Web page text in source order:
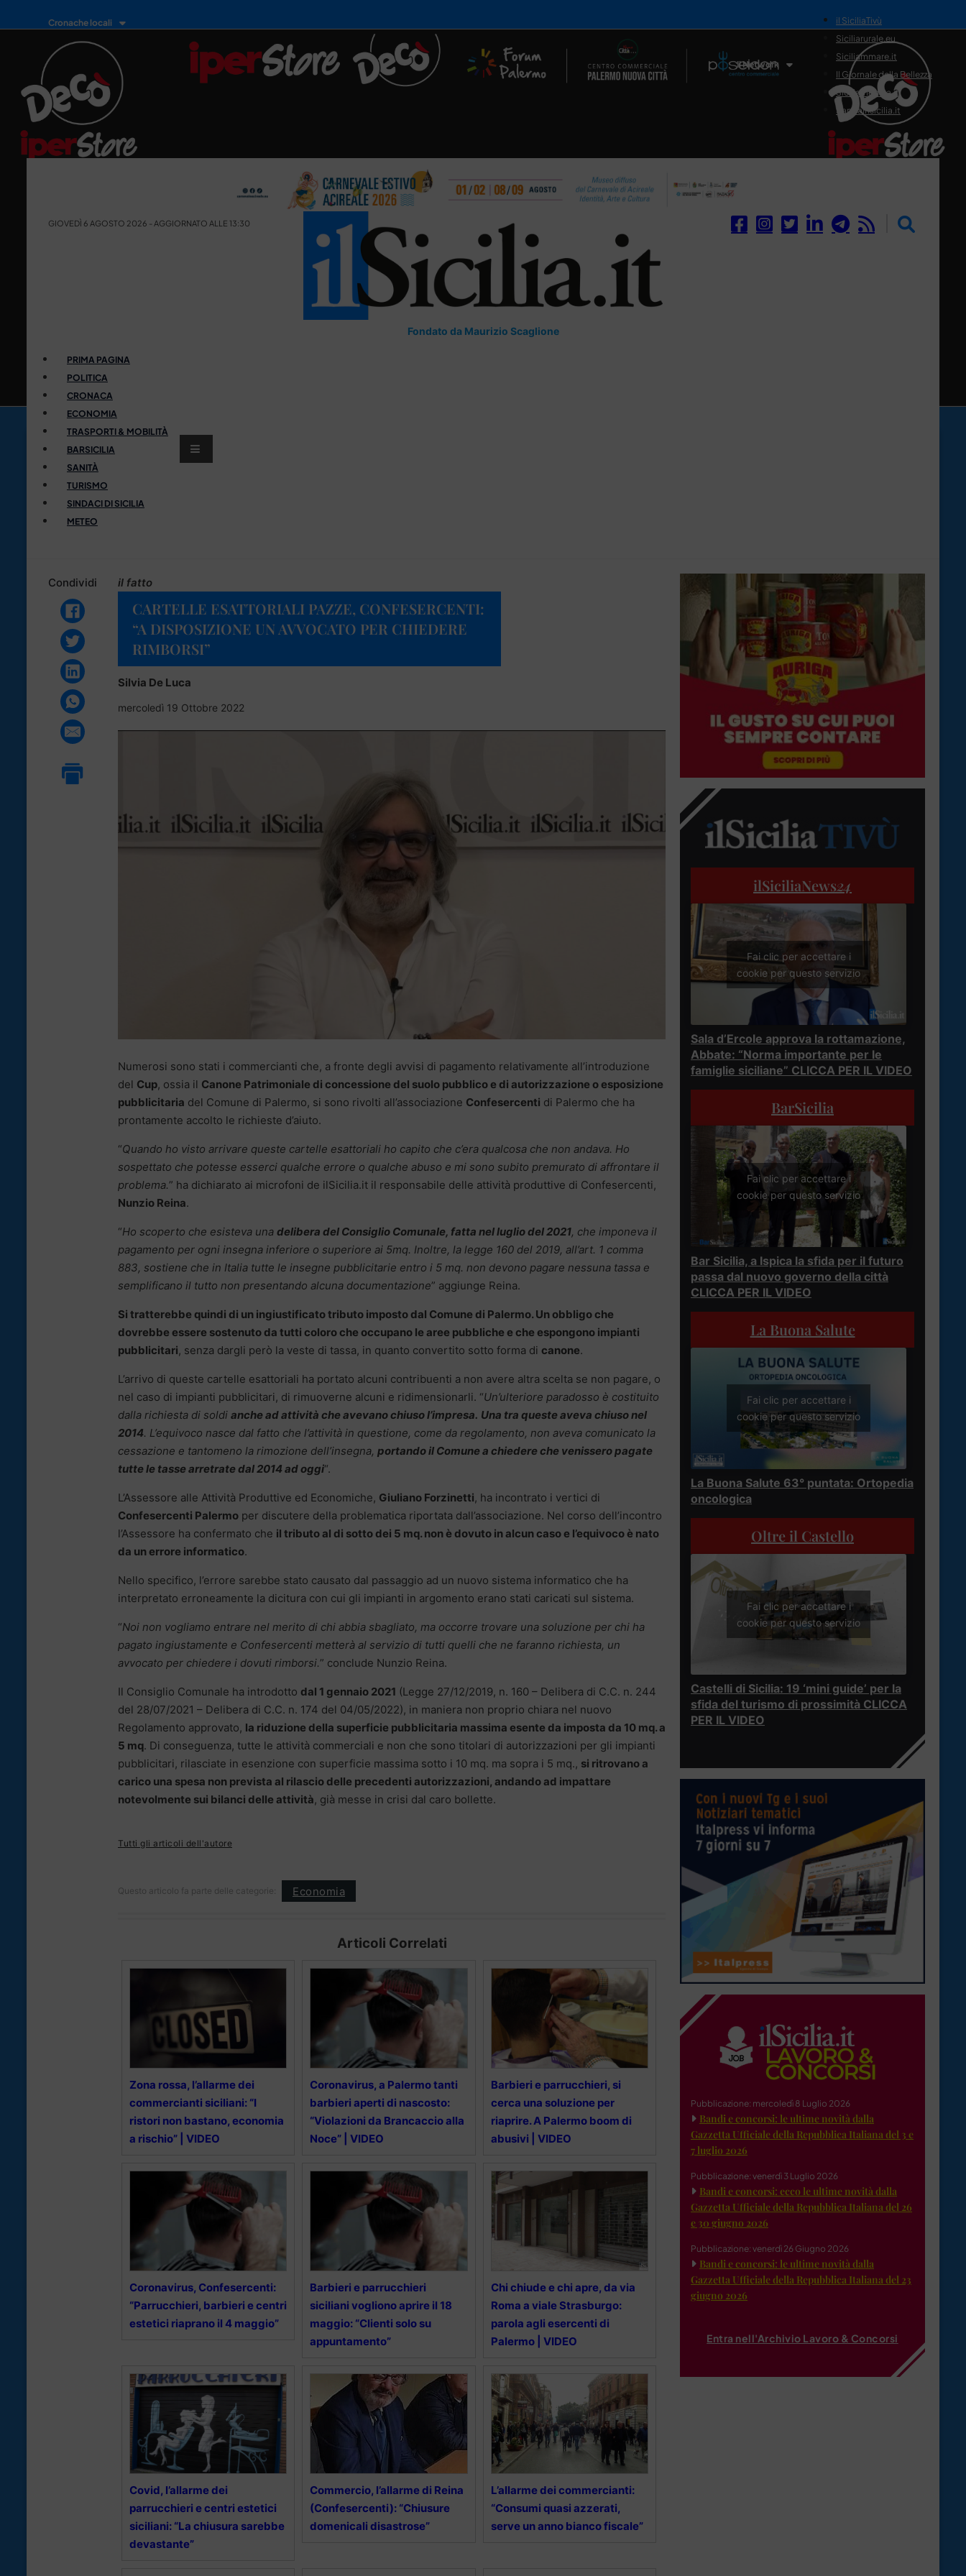
Cronache locali
Il Network
il SiciliaTivù
Siciliarurale.eu
Siciliammare.it
Il Giornale della Bellezza
Siciliamedica.it
Sanitainsicilia.it
GIOVEDÌ 6 AGOSTO 2026 - AGGIORNATO ALLE 13:30
Fondato da Maurizio Scaglione
PRIMA PAGINA
POLITICA
CRONACA
ECONOMIA
TRASPORTI & MOBILITÀ
BARSICILIA
SANITÀ
TURISMO
SINDACI DI SICILIA
METEO
Condividi il fatto
CARTELLE ESATTORIALI PAZZE, CONFESERCENTI:
“A DISPOSIZIONE UN AVVOCATO PER CHIEDERE
RIMBORSI”
Silvia De Luca
mercoledì 19 Ottobre 2022
Numerosi sono stati i commercianti che, a fronte degli avvisi di pagamento relativamente all’introduzione
del Cup, ossia il Canone Patrimoniale di concessione del suolo pubblico e di autorizzazione o esposizione
pubblicitaria del Comune di Palermo, si sono rivolti all’associazione Confesercenti di Palermo che ha
prontamente accolto le richieste d’aiuto.
“Quando ho visto arrivare queste cartelle esattoriali ho capito che c’era qualcosa che non andava. Ho
sospettato che potesse esserci qualche errore o qualche abuso e mi sono subito premurato di affrontare il
problema.” ha dichiarato ai microfoni de ilSicilia.it il responsabile delle attività produttive di Confesercenti,
Nunzio Reina.
“Ho scoperto che esisteva una delibera del Consiglio Comunale, fatta nel luglio del 2021, che imponeva il
pagamento per ogni insegna inferiore o superiore ai 5mq. Inoltre, la legge 160 del 2019, all’art. 1 comma
883, sostiene che in Italia tutte le insegne pubblicitarie entro i 5 mq. non devono pagare nessuna tassa e
semplificano il tutto non presentando alcuna documentazione” aggiunge Reina.
Si tratterebbe quindi di un ingiustificato tributo imposto dal Comune di Palermo. Un obbligo che
dovrebbe essere sostenuto da tutti coloro che occupano le aree pubbliche e che espongono impianti
pubblicitari, senza dargli però la veste di tassa, in quanto convertito sotto forma di canone.
L’arrivo di queste cartelle esattoriali ha portato alcuni contribuenti a non avere altra scelta se non pagare, o
nel caso di impianti pubblicitari, di rimuoverne alcuni e ridimensionarli. “Un’ulteriore paradosso è costituito
dalla richiesta di soldi anchead attività che avevano chiuso l’impresa. Una tra queste aveva chiuso nel
2014. L’equivoco nasce dal fatto che l’attività in questione, come da regolamento, non aveva comunicato la
cessazione e tantomeno la rimozione dell’insegna, portando il Comune a chiedere che venissero pagate
tutte le tasse arretrate dal 2014 ad oggi“.
L’Assessore alle Attività Produttive ed Economiche, Giuliano Forzinetti, ha incontrato i vertici di
Confesercenti Palermo per discutere della problematica riportata dall’associazione. Nel corso dell’incontro
l’Assessore ha confermato che il tributo al di sotto dei 5 mq. non è dovuto in alcun caso e l’equivoco è nato
da un errore informatico.
Nello specifico, l’errore sarebbe stato causato dal passaggio ad un nuovo sistema informatico che ha
interpretato erroneamente la dicitura con cui gli impianti in argomento erano stati caricati sul sistema.
“Noi non vogliamo entrare nel merito di chi abbia sbagliato, ma occorre trovare una soluzione per chi ha
pagato ingiustamente e Confesercenti metterà al servizio di tutti quelli che ne faranno richiesta, un
avvocato per chiedere i dovuti rimborsi.” conclude Nunzio Reina.
Il Consiglio Comunale ha introdotto dal 1 gennaio 2021 (Legge 27/12/2019, n. 160 – Delibera di C.C. n. 244
del 28/07/2021 – Delibera di C.C. n. 174 del 04/05/2022), in maniera non proprio chiara nel nuovo
Regolamento approvato, la riduzione della superficie pubblicitaria massima esente da imposta da 10 mq. a
5 mq. Di conseguenza, tutte le attività commerciali e non che sono titolari di autorizzazioni per gli impianti
pubblicitari, rilasciate in esenzione con superficie massima sotto i 10 mq. ma sopra i 5 mq., si ritrovano a
carico una spesa non prevista al rilascio delle precedenti autorizzazioni, andando ad impattare
notevolmente sui bilanci delle attività, già messe in crisi dal caro bollette.
Tutti gli articoli dell'autore
Questo articolo fa parte delle categorie: Economia
Articoli Correlati
Zona rossa, l’allarme dei
commercianti siciliani: “I
ristori non bastano, economia
a rischio” | VIDEO
Coronavirus, a Palermo tanti
barbieri aperti di nascosto:
“Violazioni da Brancaccio alla
Noce” | VIDEO
Barbieri e parrucchieri, si
cerca una soluzione per
riaprire. A Palermo boom di
abusivi | VIDEO
Coronavirus, Confesercenti:
“Parrucchieri, barbieri e centri
estetici riaprano il 4 maggio”
Barbieri e parrucchieri
siciliani vogliono aprire il 18
maggio: “Clienti solo su
appuntamento”
Chi chiude e chi apre, da via
Roma a viale Strasburgo:
parola agli esercenti di
Palermo | VIDEO
Covid, l’allarme dei
parrucchieri e centri estetici
siciliani: “La chiusura sarebbe
devastante”
Commercio, l’allarme di Reina
(Confesercenti): “Chiusure
domenicali disastrose”
L’allarme dei commercianti:
“Consumi quasi azzerati,
serve un anno bianco fiscale”
ilSiciliaNews24
Fai clic per accettare i
cookie per questo servizio
Sala d’Ercole approva la rottamazione,
Abbate: “Norma importante per le
famiglie siciliane” CLICCA PER IL VIDEO
BarSicilia
Fai clic per accettare i
cookie per questo servizio
Bar Sicilia, a Ispica la sfida per il futuro
passa dal nuovo governo della città
CLICCA PER IL VIDEO
La Buona Salute
Fai clic per accettare i
cookie per questo servizio
La Buona Salute 63° puntata: Ortopedia
oncologica
Oltre il Castello
Fai clic per accettare i
cookie per questo servizio
Castelli di Sicilia: 19 ‘mini guide’ per la
sfida del turismo di prossimità CLICCA
PER IL VIDEO
Pubblicazione: mercoledì 8 Luglio 2026
Bandi e concorsi: le ultime novità dalla
Gazzetta Ufficiale della Repubblica Italiana del 3 e
7 luglio 2026
Pubblicazione: venerdì 3 Luglio 2026
Bandi e concorsi: ecco le ultime novità dalla
Gazzetta Ufficiale della Repubblica Italiana del 26
e 30 giugno 2026
Pubblicazione: venerdì 26 Giugno 2026
Bandi e concorsi: le ultime novità dalla
Gazzetta Ufficiale della Repubblica Italiana del 23
giugno 2026
Entra nell'Archivio Lavoro & Concorsi